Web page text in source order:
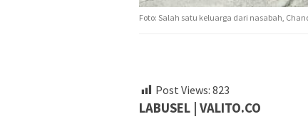
Foto: Salah satu keluarga dari nasabah,
Post Views: 823
LABUSEL | VALITO.CO